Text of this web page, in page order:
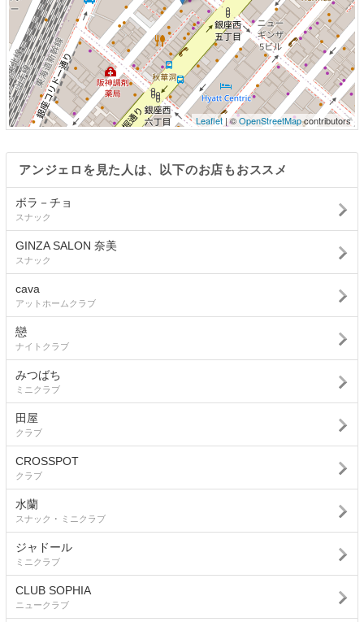
Leaflet | ©OpenStreetMapcontributors
アンジェロを見た人は、以下のお店もおススメ
ボラ－チョ
スナック
GINZA SALON 奈美
スナック
cava
アットホームクラブ
戀
ナイトクラブ
みつばち
ミニクラブ
田屋
クラブ
CROSSPOT
クラブ
水蘭
スナック ･ ミニクラブ
ジャドール
ミニクラブ
CLUB SOPHIA
ニュークラブ